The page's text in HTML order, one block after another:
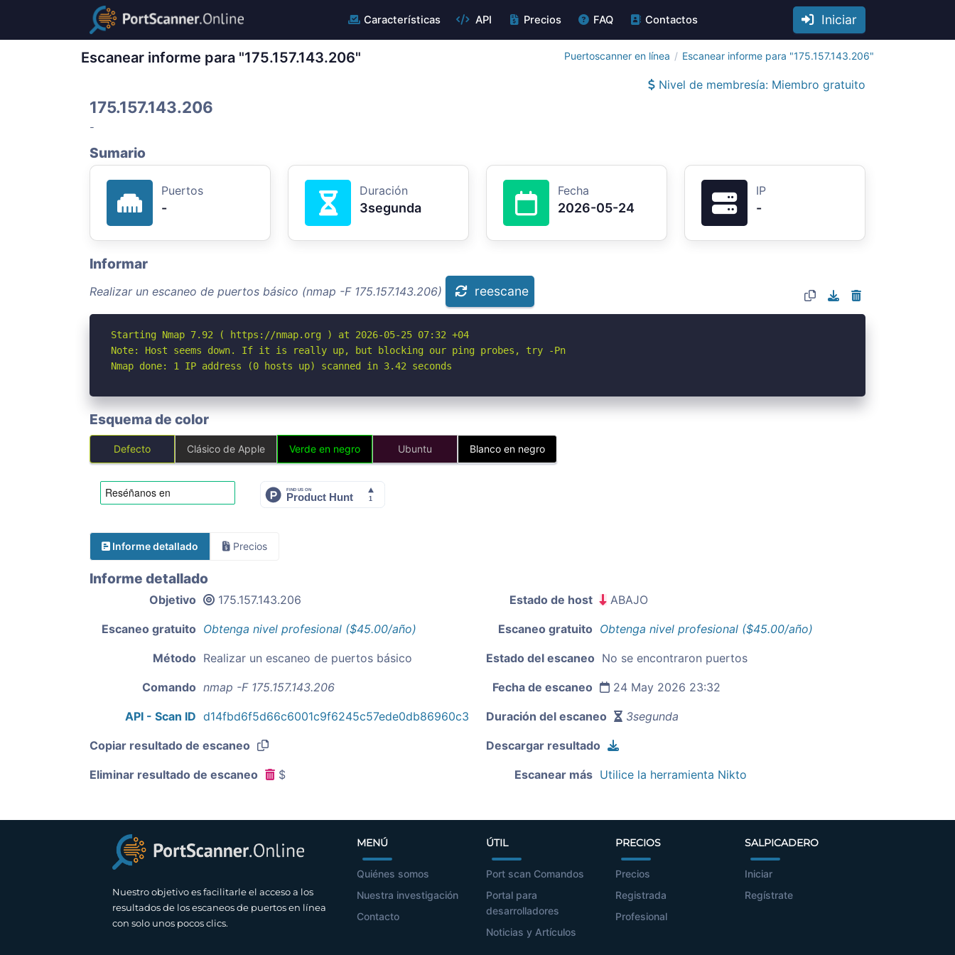
Características API Precios FAQ Contactos Iniciar
Escanear informe para "175.157.143.206" Puertoscanner en línea Escanear informe para "175.157.143.206"
Nivel de membresía: Miembro gratuito
175.157.143.206
-
Sumario
Puertos
-
Duración
3segunda
Fecha
2026-05-24
IP
-
Informar
Realizar un escaneo de puertos básico (nmap -F 175.157.143.206) reescane
Starting Nmap 7.92 ( https://nmap.org ) at 2026-05-25 07:32 +04
Note: Host seems down. If it is really up, but blocking our ping probes, try -Pn
Nmap done: 1 IP address (0 hosts up) scanned in 3.42 seconds
Esquema de color
Defecto Clásico de Apple Verde en negro Ubuntu Blanco en negro
Informe detallado Precios
Informe detallado
Objetivo 175.157.143.206 Estado de host ABAJO
Escaneo gratuito Obtenga nivel profesional ($45.00/año) Escaneo gratuito Obtenga nivel profesional ($45.00/año)
Método Realizar un escaneo de puertos básico Estado del escaneo No se encontraron puertos
Comando nmap -F 175.157.143.206 Fecha de escaneo 24 May 2026 23:32
API - Scan ID d14fbd6f5d66c6001c9f6245c57ede0db86960c3 Duración del escaneo 3segunda
Copiar resultado de escaneo Descargar resultado
Eliminar resultado de escaneo $ Escanear más Utilice la herramienta Nikto
Nuestro objetivo es facilitarle el acceso a los
resultados de los escaneos de puertos en línea
con solo unos pocos clics.
MENÚ
Quiénes somos
Nuestra investigación
Contacto
ÚTIL
Port scan Comandos
Portal para
desarrolladores
Noticias y Artículos
PRECIOS
Precios
Registrada
Profesional
SALPICADERO
Iniciar
Regístrate